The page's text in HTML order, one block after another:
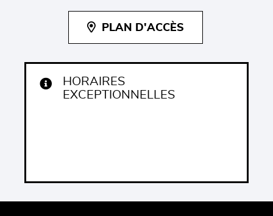
PLAN D'ACCÈS
HORAIRES
EXCEPTIONNELLES